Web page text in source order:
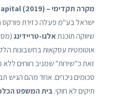
מקרה תקדימי – USG Capital (2019)
ישראל בע"מ פעלה כזירת פורקס
שיווקה תוכנתאלגו-טריידינג
אוטומטית עסקאות בחשבונות
זאת כ"שירות" שמניב רווחים
סכומים ניכרים. אחד מהם הגיש
תיקים לא חוקי.בית המשפט